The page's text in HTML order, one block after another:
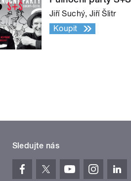
Jiří Suchý, Jiří Šlitr
Koupit
Sledujte nás